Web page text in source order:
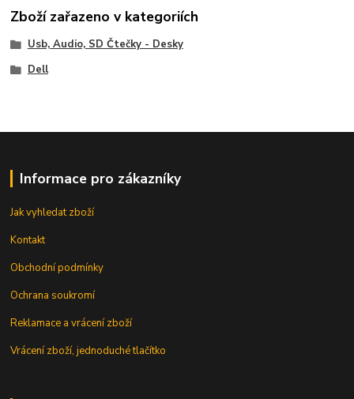
Zboží zařazeno v kategoriích
Usb, Audio, SD Čtečky - Desky
Dell
Informace pro zákazníky
Jak vyhledat zboží
Kontakt
Obchodní podmínky
Ochrana soukromí
Reklamace a vrácení zboží
Vrácení zboží, jednoduché tlačítko